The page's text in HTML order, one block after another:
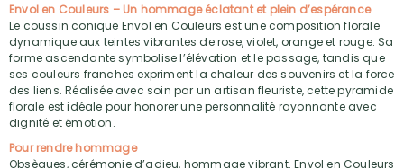
Envol en Couleurs – Un hommage éclatant et plein d’espérance
Le coussin conique Envol en Couleurs est une composition florale
dynamique aux teintes vibrantes de rose, violet, orange et rouge. Sa
forme ascendante symbolise l’élévation et le passage, tandis que
ses couleurs franches expriment la chaleur des souvenirs et la force
des liens. Réalisée avec soin par un artisan fleuriste, cette pyramide
florale est idéale pour honorer une personnalité rayonnante avec
dignité et émotion.
Pour rendre hommage
Obsèques, cérémonie d’adieu, hommage vibrant. Envol en Couleurs